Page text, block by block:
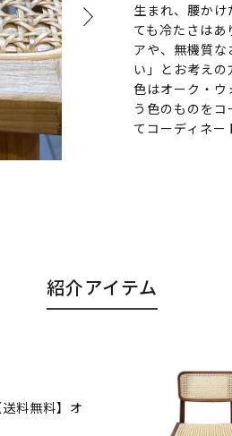
生まれ、腰か
ても冷たさは
アや、無機質
い」とお考えの
色はオーク・
う色のものを
てコーディネー
紹介アイテム
料無料】オ